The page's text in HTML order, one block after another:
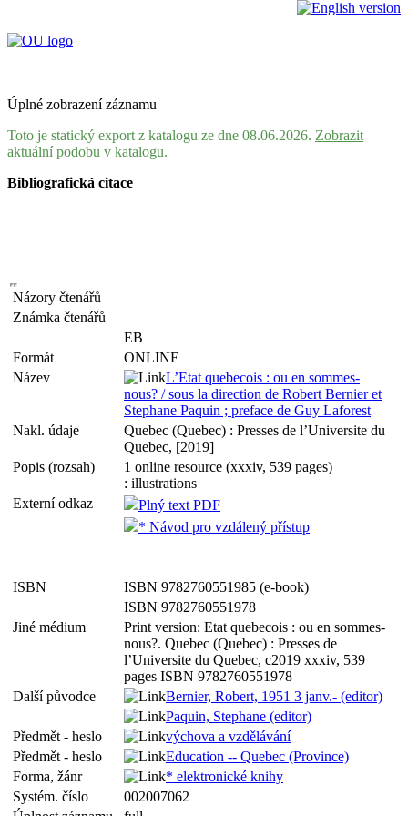
Úplné zobrazení záznamu
Toto je statický export z katalogu ze dne 08.06.2026. Zobrazit
aktuální podobu v katalogu.
Bibliografická citace
Názory čtenářů
Známka čtenářů
EB
Formát
ONLINE
Název
L’Etat quebecois : ou en sommes-
nous? / sous la direction de Robert Bernier et
Stephane Paquin ; preface de Guy Laforest
Nakl. údaje
Quebec (Quebec) : Presses de l’Universite du
Quebec, [2019]
Popis (rozsah)
1 online resource (xxxiv, 539 pages)
: illustrations
Externí odkaz
Plný text PDF
* Návod pro vzdálený přístup
ISBN
ISBN 9782760551985 (e-book)
ISBN 9782760551978
Jiné médium
Print version: Etat quebecois : ou en sommes-
nous?. Quebec (Quebec) : Presses de
l’Universite du Quebec, c2019 xxxiv, 539
pages ISBN 9782760551978
Další původce
Bernier, Robert, 1951 3 janv.- (editor)
Paquin, Stephane (editor)
Předmět - heslo
výchova a vzdělávání
Předmět - heslo
Education -- Quebec (Province)
Forma, žánr
* elektronické knihy
Systém. číslo
002007062